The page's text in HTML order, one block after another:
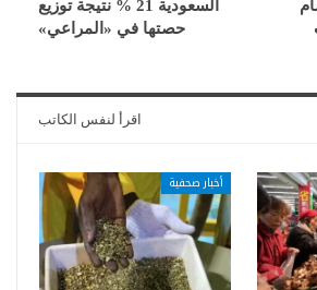
السعودية 21 % نتيجة توزيع
حصتها في «المراعي»
اقرأ لنفس الكاتب
أخبار صحفية